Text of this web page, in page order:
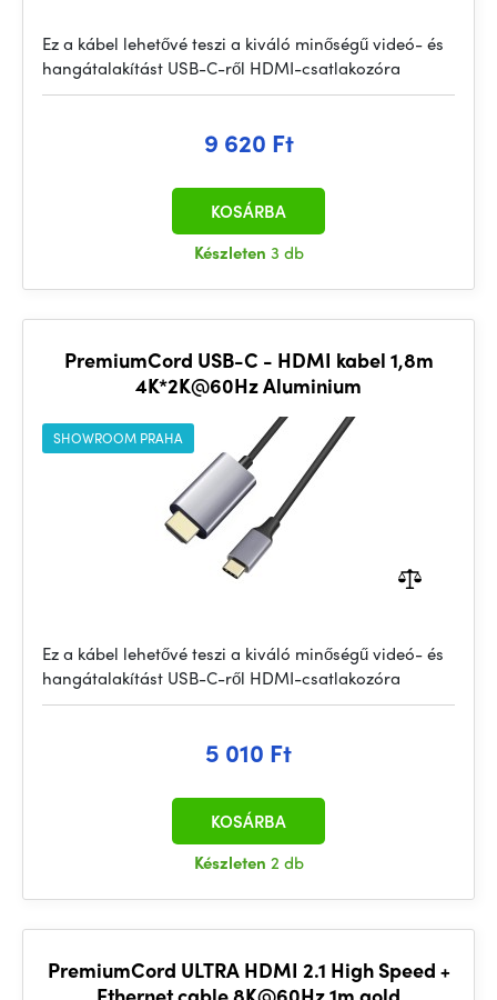
Ez a kábel lehetővé teszi a kiváló minőségű videó- és
hangátalakítást USB-C-ről HDMI-csatlakozóra
9 620 Ft
Készleten 3 db
KOSÁRBA
PremiumCord USB-C - HDMI kabel 1,8m
4K*2K@60Hz Aluminium
SHOWROOM PRAHA
Ez a kábel lehetővé teszi a kiváló minőségű videó- és
hangátalakítást USB-C-ről HDMI-csatlakozóra
5 010 Ft
Készleten 2 db
KOSÁRBA
PremiumCord ULTRA HDMI 2.1 High Speed +